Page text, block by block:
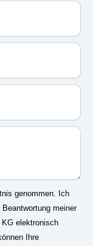
genommen. Ich
meiner
elektronisch
Ihre